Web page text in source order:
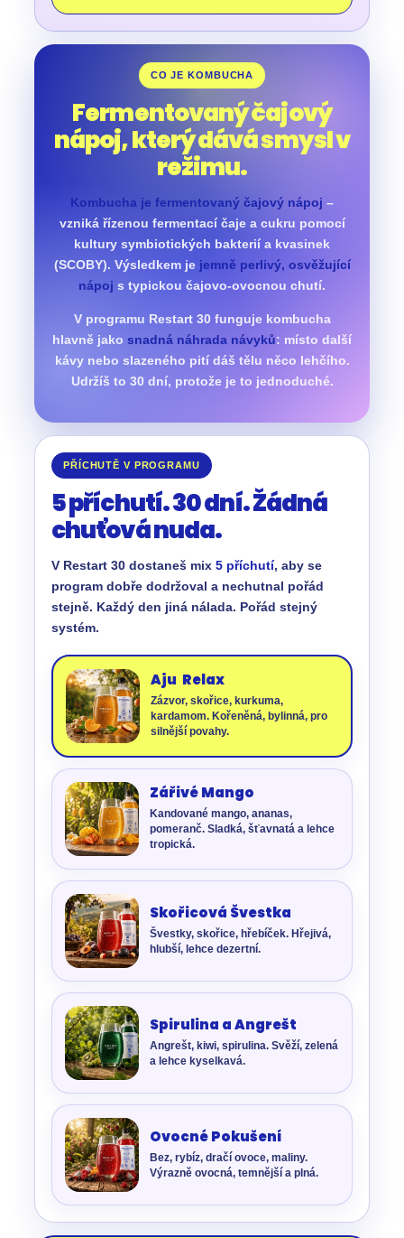
CO JE KOMBUCHA
Fermentovaný čajový
nápoj, který dává smysl v
režimu.
Kombucha je fermentovaný čajový nápoj –
vzniká řízenou fermentací čaje a cukru pomocí
kultury symbiotických bakterií a kvasinek
(SCOBY). Výsledkem je jemně perlivý, osvěžující
nápoj s typickou čajovo-ovocnou chutí.
V programu Restart 30 funguje kombucha
hlavně jako snadná náhrada návyků: místo další
kávy nebo slazeného pití dáš tělu něco lehčího.
Udržíš to 30 dní, protože je to jednoduché.
PŘÍCHUTĚ V PROGRAMU
5 příchutí. 30 dní. Žádná
chuťová nuda.
V Restart 30 dostaneš mix 5 příchutí, aby se
program dobře dodržoval a nechutnal pořád
stejně. Každý den jiná nálada. Pořád stejný
systém.
Aju Relax
Zázvor, skořice, kurkuma,
kardamom. Kořeněná, bylinná, pro
silnější povahy.
Zářivé Mango
Kandované mango, ananas,
pomeranč. Sladká, šťavnatá a lehce
tropická.
Skořicová Švestka
Švestky, skořice, hřebíček. Hřejivá,
hlubší, lehce dezertní.
Spirulina a Angrešt
Angrešt, kiwi, spirulina. Svěží, zelená
a lehce kyselkavá.
Ovocné Pokušení
Bez, rybíz, dračí ovoce, maliny.
Výrazně ovocná, temnější a plná.